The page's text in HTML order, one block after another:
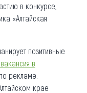
в конкурсе,
«Алтайская
позитивные
в
рекламе.
крае